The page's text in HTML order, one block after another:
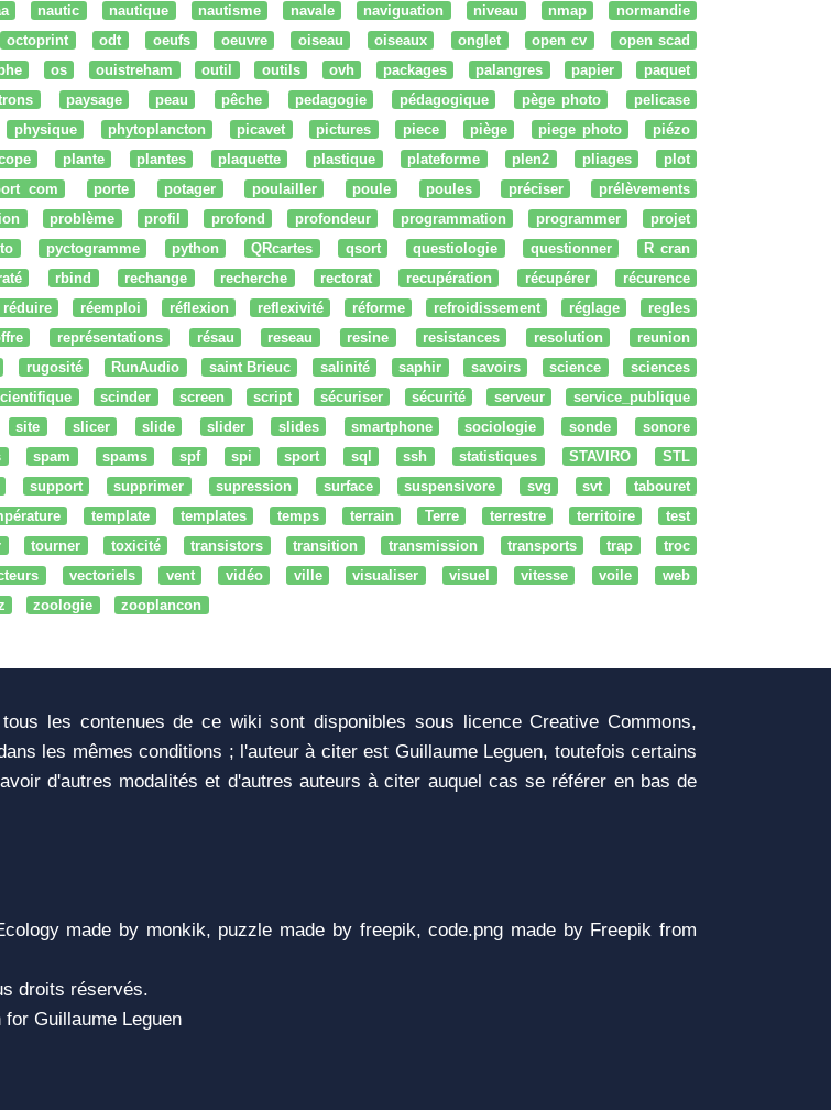
nautic nautique nautisme navale naviguation niveau nmap
normandie
octoprint odt oeufs oeuvre oiseau oiseaux onglet open cv
open scad
os ouistreham outil outils ovh packages palangres papier
paquet
paysage peau pêche pedagogie pédagogique pège photo
pelicase
physique phytoplancton picavet pictures piece piège piege photo
piézo
plante plantes plaquette plastique plateforme plen2 pliages
plot
com porte potager poulailler poule poules préciser
prélèvements
problème profil profond profondeur programmation programmer
projet
pyctogramme python QRcartes qsort questiologie questionner
R cran
rbind rechange recherche rectorat recupération récupérer
récurence
réduire réemploi réflexion reflexivité réforme refroidissement réglage
regles
représentations résau reseau resine resistances resolution
reunion
rugosité RunAudio saint Brieuc salinité saphir savoirs science
sciences
scinder screen script sécuriser sécurité serveur
service_publique
site slicer slide slider slides smartphone sociologie sonde
sonore
spam spams spf spi sport sql ssh statistiques STAVIRO
STL
support supprimer supression surface suspensivore svg svt
tabouret
template templates temps terrain Terre terrestre territoire
test
tourner toxicité transistors transition transmission transports trap
troc
vectoriels vent vidéo ville visualiser visuel vitesse voile
web
zoologie zooplancon
tous les contenues de ce wiki sont disponibles sous licence Creative Commons,
les mêmes conditions ; l'auteur à citer est Guillaume Leguen, toutefois certains
d'autres modalités et d'autres auteurs à citer auquel cas se référer en bas de
made by monkik, puzzle made by freepik, code.png made by Freepik from
droits réservés.
Guillaume Leguen